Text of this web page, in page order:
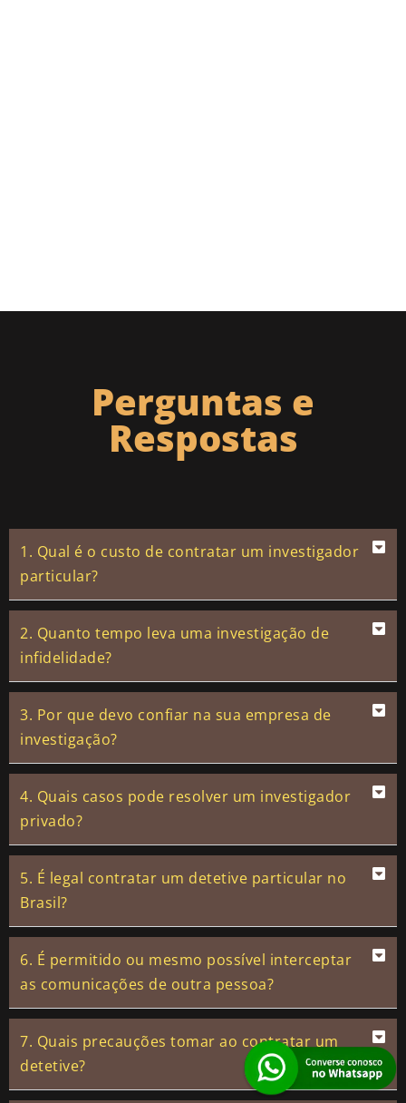
Perguntas e
Respostas
1. Qual é o custo de contratar um investigador
particular?
2. Quanto tempo leva uma investigação de
infidelidade?
3. Por que devo confiar na sua empresa de
investigação?
4. Quais casos pode resolver um investigador
privado?
5. É legal contratar um detetive particular no
Brasil?
6. É permitido ou mesmo possível interceptar
as comunicações de outra pessoa?
7. Quais precauções tomar ao contratar um
detetive?